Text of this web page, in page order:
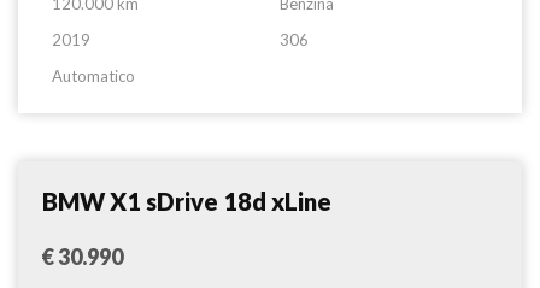
120.000 km
Benzina
2019
306
Automatico
Confronta
BMW X1 sDrive 18d xLine
€ 30.990